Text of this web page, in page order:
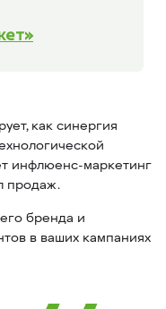
как синергия
инфлюенс-маркетинг
продаж.
бренда и
в ваших кампаниях